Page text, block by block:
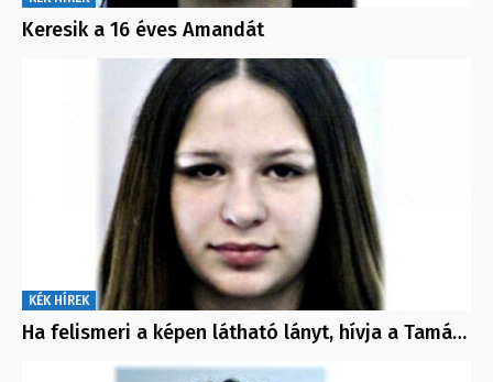
Keresik a 16 éves Amandát
KÉK HÍREK
Ha felismeri a képen látható lányt, hívja a Tamá…